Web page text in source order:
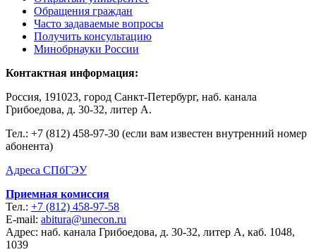
Обращения граждан
Часто задаваемые вопросы
Получить консультацию
Минобрнауки России
Контактная информация:
Россия, 191023, город Санкт-Петербург, наб. канала
Грибоедова, д. 30-32, литер А.
Тел.: +7 (812) 458-97-30 (если вам известен внутренний номер
абонента)
Адреса СПбГЭУ
Приемная комиссия
Тел.: +7 (812) 458-97-58
E-mail: abitura@unecon.ru
Адрес: наб. канала Грибоедова, д. 30-32, литер А, каб. 1048,
1039